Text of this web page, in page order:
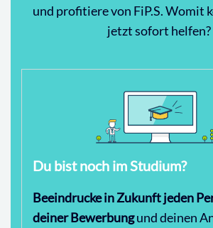
und profitiere von FiP.S. Womit
jetzt sofort helfen?
Du bist noch im Studium?
Beeindrucke in Zukunft jeden
deiner Bewerbungund deinen